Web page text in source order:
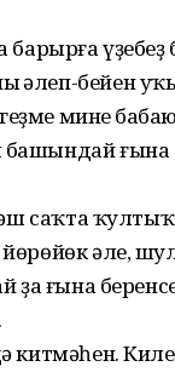
барырға
бейен
минең
башындай
саҡта
әле,
ҙа ғына
китмәһен.